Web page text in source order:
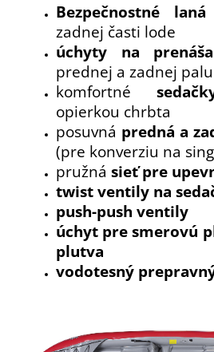
Bezpečnostné laná
zadnej časti lode
úchyty na
prednej a zadnej
komfortné
opierkou chrbta
posuvná predná a
(pre konverziu na
pružná sieť pre
twist ventily na
push-push ventily
úchyt pre smerovú
plutva
vodotesný